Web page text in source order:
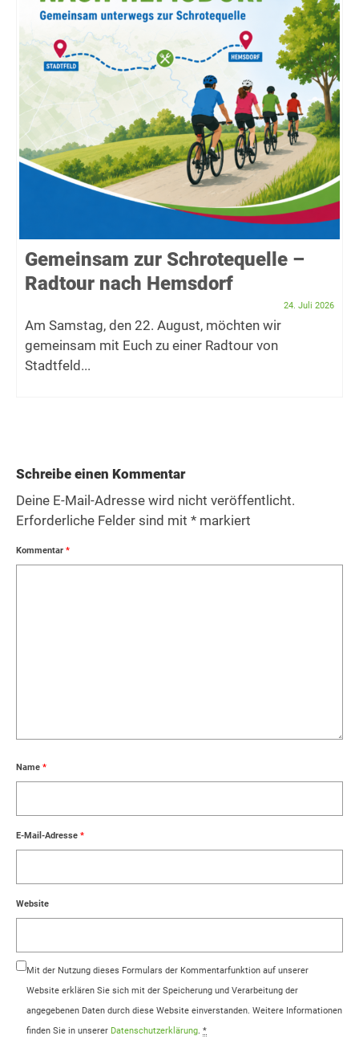
Gemeinsam zur Schrotequelle –
Radtour nach Hemsdorf
24. Juli 2026
Am Samstag, den 22. August, möchten wir
gemeinsam mit Euch zu einer Radtour von
Stadtfeld...
Schreibe einen Kommentar
Deine E-Mail-Adresse wird nicht veröffentlicht.
Erforderliche Felder sind mit * markiert
Kommentar *
Name *
E-Mail-Adresse *
Website
Mit der Nutzung dieses Formulars der Kommentarfunktion auf unserer
Website erklären Sie sich mit der Speicherung und Verarbeitung der
angegebenen Daten durch diese Website einverstanden. Weitere Informationen
finden Sie in unserer Datenschutzerklärung. *